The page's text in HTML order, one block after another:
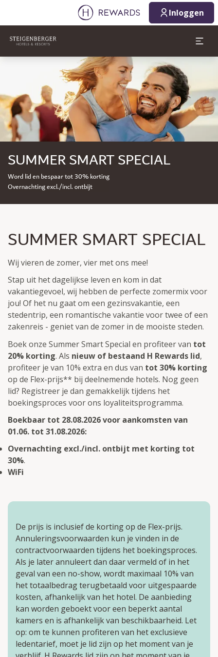
Inloggen
SUMMER SMART SPECIAL
Word lid en bespaar tot 30% korting
Overnachting excl./incl. ontbijt
SUMMER SMART SPECIAL
Wij vieren de zomer, vier met ons mee!
Stap uit het dagelijkse leven en kom in dat
vakantiegevoel, wij hebben de perfecte zomermix voor
jou! Of het nu gaat om een gezinsvakantie, een
stedentrip, een romantische vakantie voor twee of een
zakenreis - geniet van de zomer in de mooiste steden.
Boek onze Summer Smart Special en profiteer van tot
20% korting. Als nieuw of bestaand H Rewards lid,
profiteer je van 10% extra en dus van tot 30% korting
op de Flex-prijs** bij deelnemende hotels. Nog geen
lid? Registreer je dan gemakkelijk tijdens het
boekingsproces voor ons loyaliteitsprogramma.
Boekbaar tot 28.08.2026 voor aankomsten van
01.06. tot 31.08.2026:
Overnachting excl./incl. ontbijt met korting tot
30%.
WiFi
De prijs is inclusief de korting op de Flex-prijs.
Annuleringsvoorwaarden kun je vinden in de
contractvoorwaarden tijdens het boekingsproces.
Als je later annuleert dan daar vermeld of in het
geval van een no-show, wordt maximaal 10% van
het totaalbedrag terugbetaald voor uitgespaarde
kosten, afhankelijk van het hotel. De aanbieding
kan worden geboekt voor een beperkt aantal
kamers en is afhankelijk van beschikbaarheid. Let
op: om te kunnen profiteren van het exclusieve
ledentarief, moet je lid zijn op het moment van je